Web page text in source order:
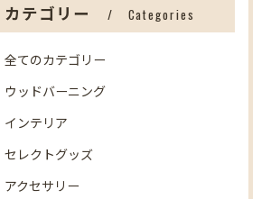
カテゴリー Categories
全てのカテゴリー
ウッドバーニング
インテリア
セレクトグッズ
アクセサリー